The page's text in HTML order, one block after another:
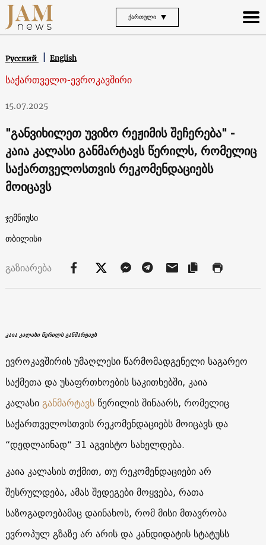
ᲥᲐᲠᲗᲣᲚᲘ
Русский English
საქართველო-ევროკავშირი
15.07.2025
"განვიხილეთ უვიზო რეჟიმის შეჩერება" -
კაია კალასი განმარტავს წერილს, რომელიც
საქართველოსთვის რეკომენდაციებს
მოიცავს
ჯემნიუსი
თბილისი
გაზიარება
კაია კალასი წერილს განმარტავს
ევროკავშირის უმაღლესი წარმომადგენელი საგარეო
საქმეთა და უსაფრთხოების საკითხებში, კაია
კალასიგანმარტავსწერილის შინაარს, რომელიც
საქართველოსთვის რეკომენდაციებს მოიცავს და
“დედლაინად“ 31 აგვისტო სახელდება.
კაია კალასის თქმით, თუ რეკომენდაციები არ
შესრულდება, ამას შედეგები მოყვება, რათა
საზოგადოებამაც დაინახოს, რომ მისი მთავრობა
ევროპულ გზაზე არ არის და კანდიდატის სტატუსს